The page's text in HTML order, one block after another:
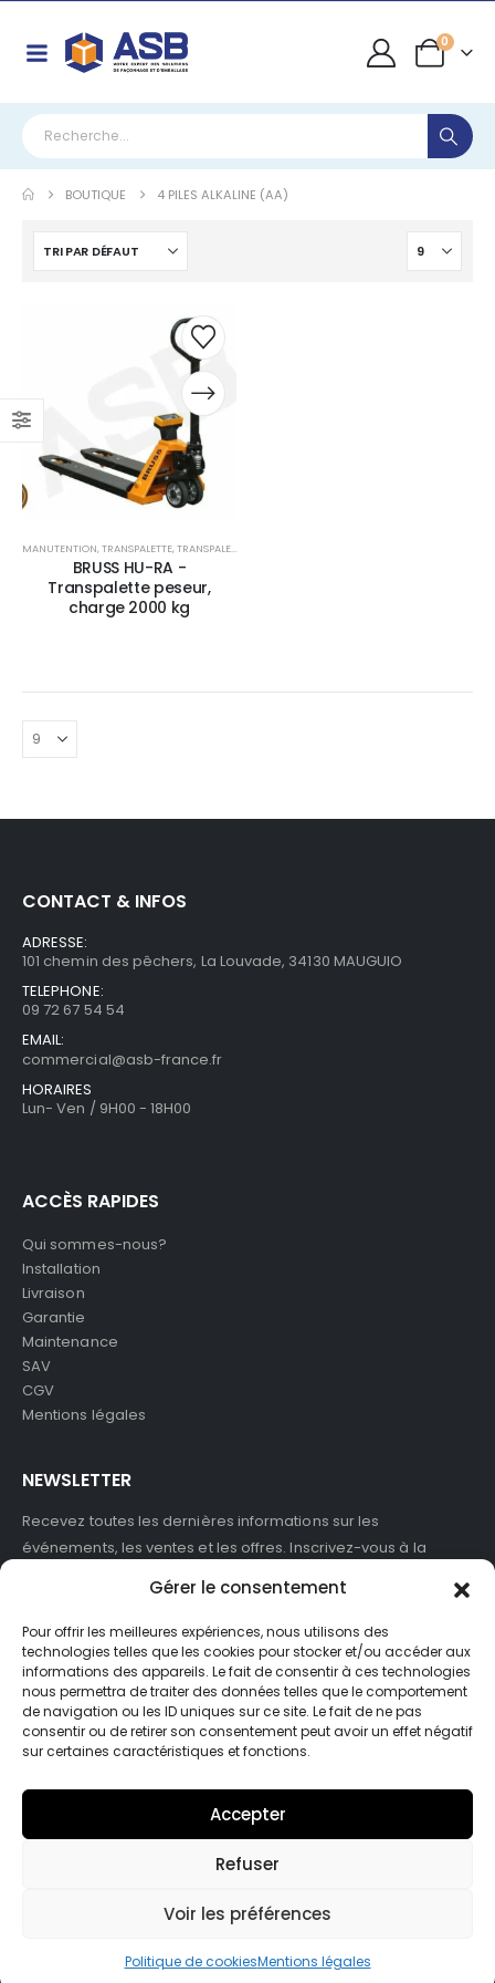
Gérer le consentement
Pour offrir les meilleures expériences, nous utilisons des
technologies telles que les cookies pour stocker et/ou accéder aux
informations des appareils. Le fait de consentir à ces technologies
nous permettra de traiter des données telles que le comportement
de navigation ou les ID uniques sur ce site. Le fait de ne pas
consentir ou de retirer son consentement peut avoir un effet négatif
sur certaines caractéristiques et fonctions.
Accepter
Refuser
Voir les préférences
Politique de cookiesMentions légales
0
BOUTIQUE 4 PILES ALKALINE (AA)
MANUTENTION,TRANSPALETTE,TRANSPALETTE MANUEL
BRUSS HU-RA -
Transpalette peseur,
charge 2000 kg
CONTACT & INFOS
ADRESSE:
101 chemin des pêchers, La Louvade, 34130 MAUGUIO
TELEPHONE:
09 72 67 54 54
EMAIL:
commercial@asb-france.fr
HORAIRES
Lun- Ven / 9H00 - 18H00
ACCÈS RAPIDES
Qui sommes-nous?
Installation
Livraison
Garantie
Maintenance
SAV
CGV
Mentions légales
NEWSLETTER
Recevez toutes les dernières informations sur les
événements, les ventes et les offres. Inscrivez-vous à la
J'accepte de recevoir des newsletters et des informations
marketing de ASB France.